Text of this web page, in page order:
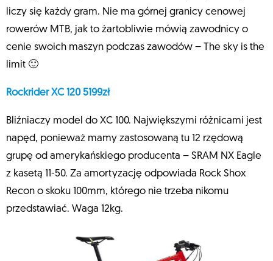
liczy się każdy gram. Nie ma górnej granicy cenowej
rowerów MTB, jak to żartobliwie mówią zawodnicy o
cenie swoich maszyn podczas zawodów – The sky is the
limit 🙂
Rockrider XC 120 5199zł
Bliźniaczy model do XC 100. Największymi różnicami jest
napęd, ponieważ mamy zastosowaną tu 12 rzędową
grupę od amerykańskiego producenta – SRAM NX Eagle
z kasetą 11-50. Za amortyzację odpowiada Rock Shox
Recon o skoku 100mm, którego nie trzeba nikomu
przedstawiać. Waga 12kg.